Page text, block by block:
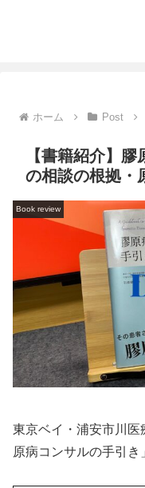
ホーム Post
【書籍紹介】
の相談の根拠・
Book review
東京ベイ・浦安市川
原病コンサルの手引き